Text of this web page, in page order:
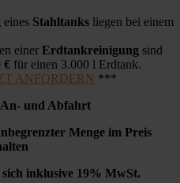
Stahltanks liegen bei einem
einer Erdtankreinigung sind
€ für einen 3.000 l Erdtank.
ANFORDERN ***
An- und Abfahrt
Menge im Preis
sich inklusive 19% MwSt.